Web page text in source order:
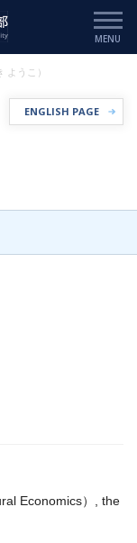
ようこ）
ENGLISH PAGE
Economics）, the